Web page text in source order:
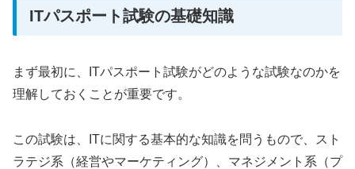
ITパスポート試験の基礎知識
まず最初に、ITパスポート試験がどのような試験なのかを
理解しておくことが重要です。
この試験は、ITに関する基本的な知識を問うもので、スト
ラテジ系（経営やマーケティング）、マネジメント系（プ